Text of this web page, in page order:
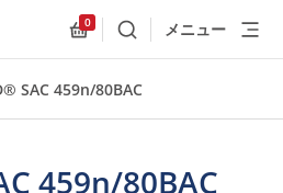
0
検索 メニュー
SAC 459n/80BAC
459n/80BAC